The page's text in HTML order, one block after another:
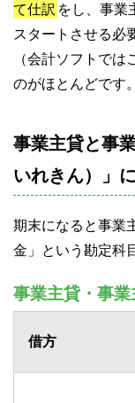
て仕訳 をし、事業
スタートさせる必
（会計ソフトで
のがほとんどです
事業主貸と事
いれきん）」
期末になると事業
金」という勘定科
事業主貸・事業
借方